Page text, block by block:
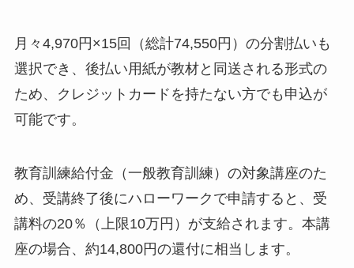
月々4,970円×15回（総計74,550円）の分割払いも
選択でき、後払い用紙が教材と同送される形式の
ため、クレジットカードを持たない方でも申込が
可能です。
教育訓練給付金（一般教育訓練）の対象講座のた
め、受講終了後にハローワークで申請すると、受
講料の20％（上限10万円）が支給されます。本講
座の場合、約14,800円の還付に相当します。